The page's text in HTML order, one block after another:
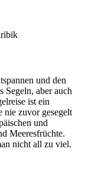
und den
Segeln, aber auch
ist ein
nie zuvor gesegelt
und
Meeresfrüchte.
nicht all zu viel.